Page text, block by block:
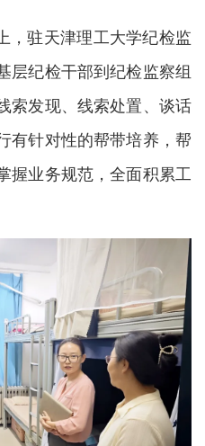
，驻天津理工大学纪检监
层纪检干部到纪检监察组
索发现、线索处置、谈话
有针对性的帮带培养，帮
握业务规范，全面积累工